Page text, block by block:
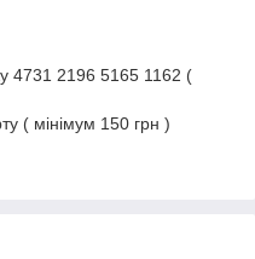
4731 2196 5165 1162 (
( мінімум 150 грн )